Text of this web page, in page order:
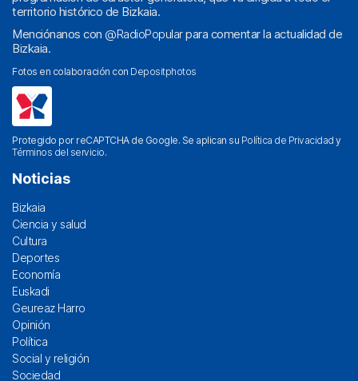
territorio histórico de Bizkaia.
Menciónanos con @RadioPopularpara comentar la actualidad de
Bizkaia.
Fotos en colaboración con Depositphotos
Protegido por reCAPTCHA de Google. Se aplican su Política de Privacidad y
Términos del servicio.
Noticias
Bizkaia
Ciencia y salud
Cultura
Deportes
Economía
Euskadi
Geureaz Harro
Opinión
Política
Social y religión
Sociedad